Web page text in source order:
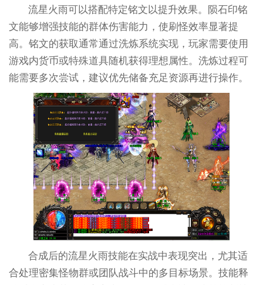
流星火雨可以搭配特定铭文以提升效果。陨石印铭
文能够增强技能的群体伤害能力，使刷怪效率显著提
高。铭文的获取通常通过洗炼系统实现，玩家需要使用
游戏内货币或特殊道具随机获得理想属性。洗炼过程可
能需要多次尝试，建议优先储备充足资源再进行操作。
合成后的流星火雨技能在实战中表现突出，尤其适
合处理密集怪物群或团队战斗中的多目标场景。技能释